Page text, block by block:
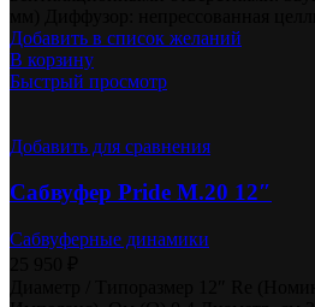
Добавить в список желаний
В корзину
Быстрый просмотр
Добавить для сравнения
Сабвуфер Pride M.20 12″
Сабвуферные динамики